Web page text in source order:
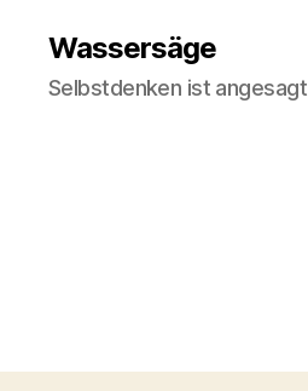
Wassersäge
Selbstdenken ist angesagt